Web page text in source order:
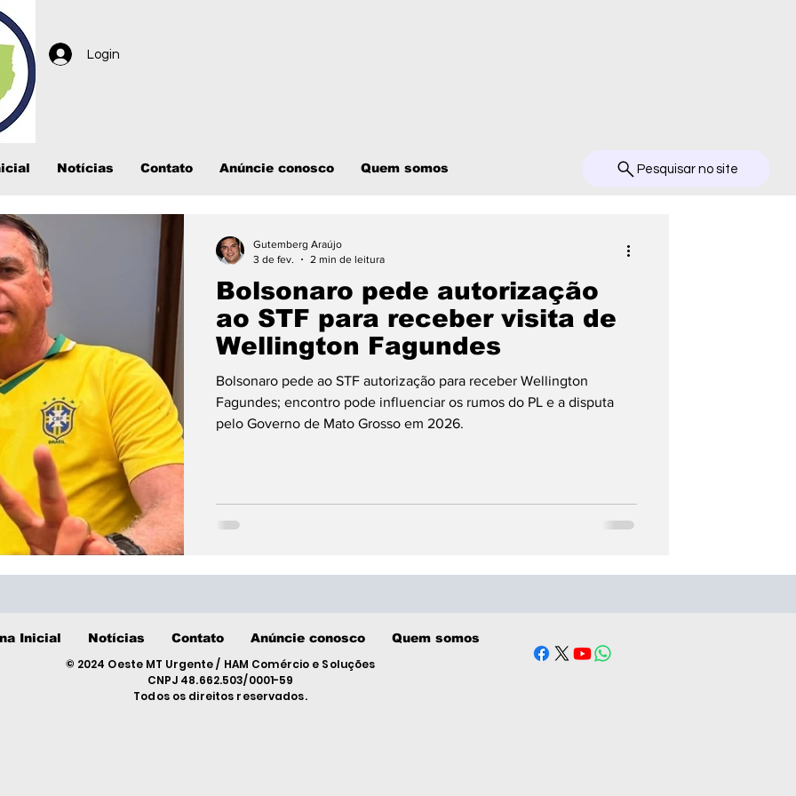
Login
Notícias Contato Anúncie conosco Quem somos Pesquisar no site
Bolsonaro pede autorização
ao STF para receber visita de
Wellington Fagundes
Bolsonaro pede ao STF autorização para receber Wellington
Fagundes; encontro pode influenciar os rumos do PL e a disputa
pelo Governo de Mato Grosso em 2026.
Gutemberg Araújo
3 de fev.
2 min de leitura
Inicial Notícias Contato Anúncie conosco Quem somos
© 2024 Oeste MT Urgente / HAM Comércio e Soluções
CNPJ 48.662.503/0001-59
Todos os direitos reservados.